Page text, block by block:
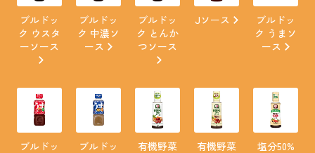
ブルドッ
ク ウスタ
ーソース
ブルドッ
ク 中濃ソ
ース
ブルドッ
ク とんか
つソース
Jソース
ブルドッ
ク うまソ
ース
ブルドッ
ブルドッ
有機野菜
有機野菜
塩分50%